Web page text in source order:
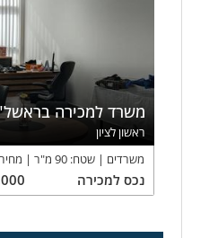
משרד למכירה
ראשון לציון
משרדים
שטח: 90 מ"ר
נכס למכירה